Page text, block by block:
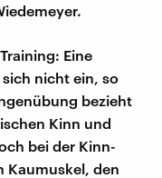
Eine
nicht ein, so
bezieht
Kinn und
bei der Kinn-
Kaumuskel, den